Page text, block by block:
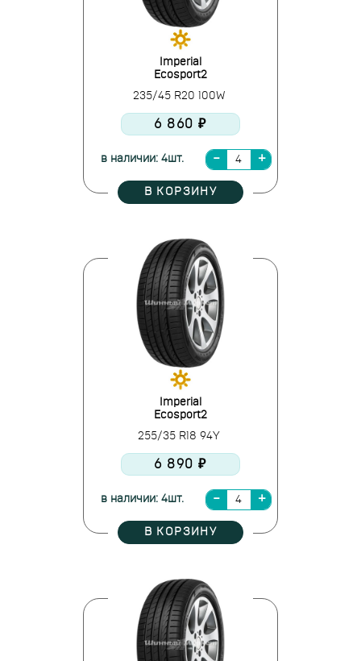
Imperial
Ecosport2
235/45 R20 100W
6 860 ₽
в наличии: 4шт.
В КОРЗИНУ
Imperial
Ecosport2
255/35 R18 94Y
6 890 ₽
в наличии: 4шт.
В КОРЗИНУ